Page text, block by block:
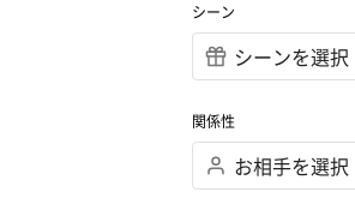
シーン
関係性